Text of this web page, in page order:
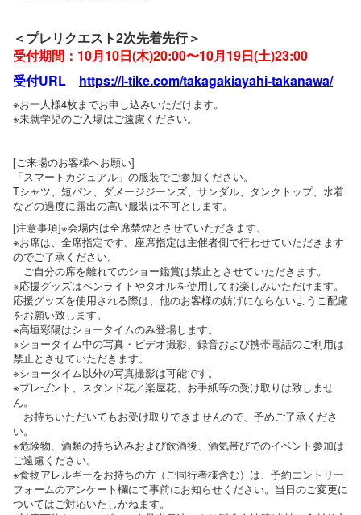
＜プレリクエスト2次先着先行＞
受付期間：10月10日(木)20:00〜10月19日(土)23:00
受付URL https://l-tike.com/takagakiayahi-takanawa/
※お一人様4枚までお申し込みいただけます。
※未就学児のご入場はご遠慮ください。
[ご来場のお客様へお願い]
「スマートカジュアル」の服装でご参加ください。
Tシャツ、短パン、ダメージジーンズ、サンダル、タンクトップ、水着
などの過度に露出の高い服装は不可とします。
[注意事項]※会場内は全席禁煙とさせていただきます。
※お席は、全席指定です。座席指定は主催者側で行わせていただきます
のでご了承ください。
ご自分の席を離れてのショー鑑賞は禁止とさせていただきます。
※応援グッズはペンライトやタオルを使用してお楽しみいただけます。
応援グッズを使用される際は、他のお客様の妨げにならないようご配慮
をお願い致します。
※高垣彩陽はショータイムのみ登場します。
※ショータイム中の写真・ビデオ撮影、録音および携帯電話のご利用は
禁止とさせていただきます。
※ショータイム以外の写真撮影は可能です。
※プレゼント、スタンド花／楽屋花、お手紙等の受け取りは致しませ
ん。
お持ちいただいてもお受け取りできませんので、予めご了承くださ
い。
※危険物、酒類の持ち込みおよび飲酒後、酒気帯びでのイベント参加は
ご遠慮ください。
※食物アレルギーをお持ちの方（ご同行者様含む）は、予約エントリー
フォームのアンケート欄にて事前にお知らせください。当日のご変更に
ついてはご対応いたしかねます。